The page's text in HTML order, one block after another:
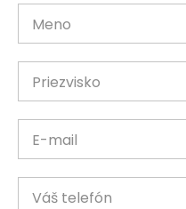
Meno
Priezvisko
E-mail
Váš telefón